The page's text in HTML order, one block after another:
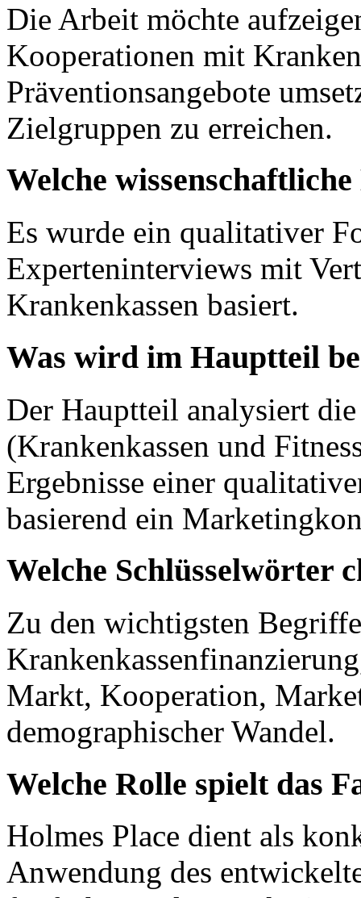
Die Arbeit möchte
Kooperationen mit
Präventionsangebote
Zielgruppen zu erreichen.
Welche
Es wurde ein qualitativer
Experteninterviews mit
Krankenkassen basiert.
Was wird im Hauptteil
Der Hauptteil analysiert
(Krankenkassen und
Ergebnisse einer
basierend ein
Welche Schlüsselwörter
Zu den wichtigsten
Markt, Kooperation,
demographischer Wandel.
Welche Rolle spielt das
Holmes Place dient als
Anwendung des